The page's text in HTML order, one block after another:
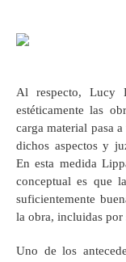
Al respecto, Lucy
estéticamente las
carga material pasa
dichos aspectos y
En esta medida
conceptual es que
suficientemente
la obra, incluidas por
Uno de los